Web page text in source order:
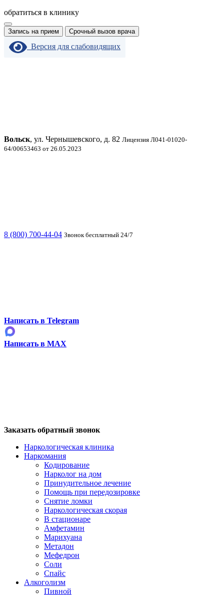
обратиться в клинику
Запись на прием Срочный вызов врача
Версия для слабовидящих
Вольск, ул. Чернышевского, д. 82 Лицензия Л041-01020-
64/00653463 от 26.05.2023
8 (800) 700-44-04 Звонок бесплатный 24/7
Написать в Telegram
Написать в MAX
Заказать обратный звонок
Наркологическая клиника
Наркомания
Кодирование
Нарколог на дом
Принудительное лечение
Помощь при передозировке
Снятие ломки
Наркологическая скорая
В стационаре
Амфетамин
Марихуана
Метадон
Мефедрон
Соли
Спайс
Алкоголизм
Пивной